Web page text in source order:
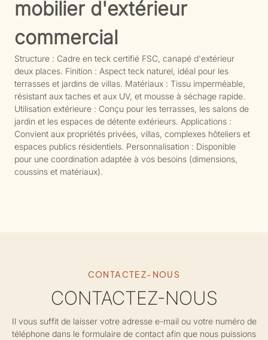
mobilier d'extérieur
commercial
Structure : Cadre en teck certifié FSC, canapé d'extérieur
deux places. Finition : Aspect teck naturel, idéal pour les
terrasses et jardins de villas. Matériaux : Tissu imperméable,
résistant aux taches et aux UV, et mousse à séchage rapide.
Utilisation extérieure : Conçu pour les terrasses, les salons de
jardin et les espaces de détente extérieurs. Applications :
Convient aux propriétés privées, villas, complexes hôteliers et
espaces publics résidentiels. Personnalisation : Disponible
pour une coordination adaptée à vos besoins (dimensions,
coussins et matériaux).
CONTACTEZ-NOUS
CONTACTEZ-NOUS
Il vous suffit de laisser votre adresse e-mail ou votre numéro de
téléphone dans le formulaire de contact afin que nous puissions